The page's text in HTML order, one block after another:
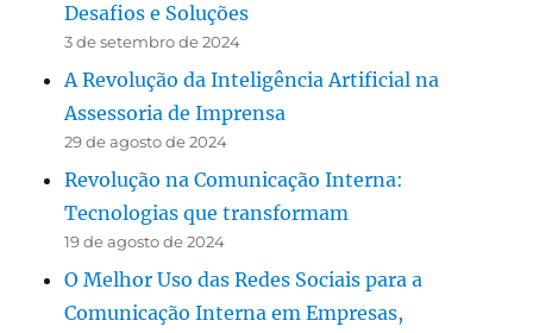
Desafios e Soluções
3 de setembro de 2024
A Revolução da Inteligência Artificial na
Assessoria de Imprensa
29 de agosto de 2024
Revolução na Comunicação Interna:
Tecnologias que transformam
19 de agosto de 2024
O Melhor Uso das Redes Sociais para a
Comunicação Interna em Empresas,